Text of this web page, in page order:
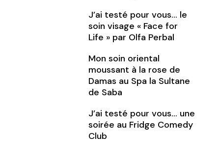
J’ai testé pour vous… le
soin visage « Face for
Life » par Olfa Perbal
Mon soin oriental
moussant à la rose de
Damas au Spa la Sultane
de Saba
J’ai testé pour vous… une
soirée au Fridge Comedy
Club